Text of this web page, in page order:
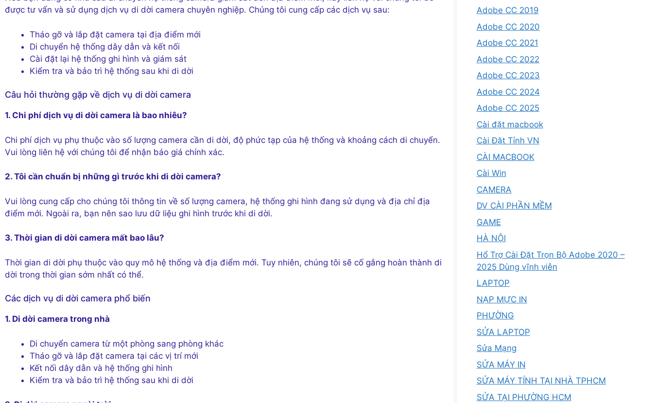
được tư vấn và sử dụng dịch vụ di dời camera chuyên nghiệp. Chúng tôi cung cấp các dịch vụ sau:
Tháo gỡ và lắp đặt camera tại địa điểm mới
Di chuyển hệ thống dây dẫn và kết nối
Cài đặt lại hệ thống ghi hình và giám sát
Kiểm tra và bảo trì hệ thống sau khi di dời
Câu hỏi thường gặp về dịch vụ di dời camera
1. Chi phí dịch vụ di dời camera là bao nhiêu?
Chi phí dịch vụ phụ thuộc vào số lượng camera cần di dời, độ phức tạp của hệ thống và khoảng cách di chuyển.
Vui lòng liên hệ với chúng tôi để nhận báo giá chính xác.
2. Tôi cần chuẩn bị những gì trước khi di dời camera?
Vui lòng cung cấp cho chúng tôi thông tin về số lượng camera, hệ thống ghi hình đang sử dụng và địa chỉ địa
điểm mới. Ngoài ra, bạn nên sao lưu dữ liệu ghi hình trước khi di dời.
3. Thời gian di dời camera mất bao lâu?
Thời gian di dời phụ thuộc vào quy mô hệ thống và địa điểm mới. Tuy nhiên, chúng tôi sẽ cố gắng hoàn thành di
dời trong thời gian sớm nhất có thể.
Các dịch vụ di dời camera phổ biến
1. Di dời camera trong nhà
Di chuyển camera từ một phòng sang phòng khác
Tháo gỡ và lắp đặt camera tại các vị trí mới
Kết nối dây dẫn và hệ thống ghi hình
Kiểm tra và bảo trì hệ thống sau khi di dời
Adobe CC 2019
Adobe CC 2020
Adobe CC 2021
Adobe CC 2022
Adobe CC 2023
Adobe CC 2024
Adobe CC 2025
Cài đặt macbook
Cài Đặt Tỉnh VN
CÀI MACBOOK
Cài Win
CAMERA
DV CÀI PHẦN MỀM
GAME
HÀ NỘI
Hổ Trợ Cài Đặt Trọn Bộ Adobe 2020 –
2025 Dùng vĩnh viễn
LAPTOP
NẠP MỰC IN
PHƯỜNG
SỬA LAPTOP
Sửa Mạng
SỬA MÁY IN
SỬA MÁY TÍNH TẠI NHÀ TPHCM
SỬA TẠI PHƯỜNG HCM